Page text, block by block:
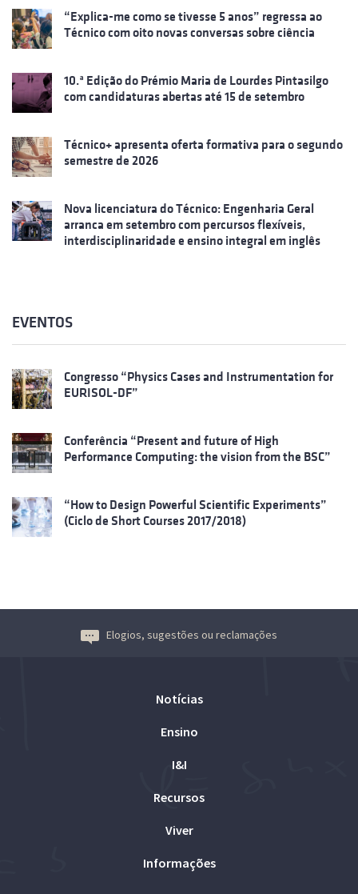
“Explica-me como se tivesse 5 anos” regressa ao
Técnico com oito novas conversas sobre ciência
10.ª Edição do Prémio Maria de Lourdes Pintasilgo
com candidaturas abertas até 15 de setembro
Técnico+ apresenta oferta formativa para o segundo
semestre de 2026
Nova licenciatura do Técnico: Engenharia Geral
arranca em setembro com percursos flexíveis,
interdisciplinaridade e ensino integral em inglês
EVENTOS
Congresso “Physics Cases and Instrumentation for
EURISOL-DF”
Conferência “Present and future of High
Performance Computing: the vision from the BSC”
“How to Design Powerful Scientific Experiments”
(Ciclo de Short Courses 2017/2018)
Elogios, sugestões ou reclamações
Notícias
Ensino
I&I
Recursos
Viver
Informações